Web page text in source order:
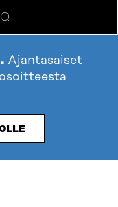
Hae
Ajantasaiset